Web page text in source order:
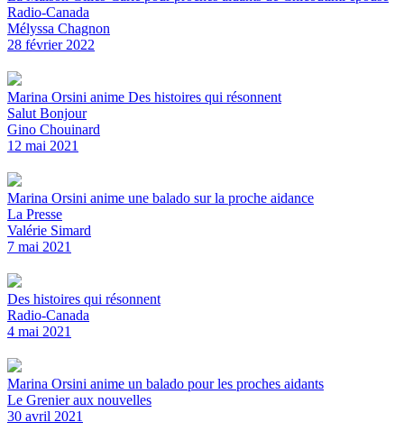
Radio-Canada
Mélyssa Chagnon
28 février 2022
Marina Orsini anime Des histoires qui résonnent
Salut Bonjour
Gino Chouinard
12 mai 2021
Marina Orsini anime une balado sur la proche aidance
La Presse
Valérie Simard
7 mai 2021
Des histoires qui résonnent
Radio-Canada
4 mai 2021
Marina Orsini anime un balado pour les proches aidants
Le Grenier aux nouvelles
30 avril 2021